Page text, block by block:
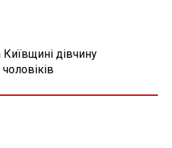
дівчину